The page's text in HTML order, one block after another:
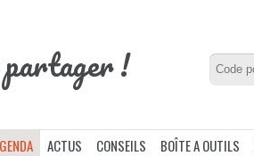
partager !
ACTUS CONSEILS BOÎTE A OUTILS